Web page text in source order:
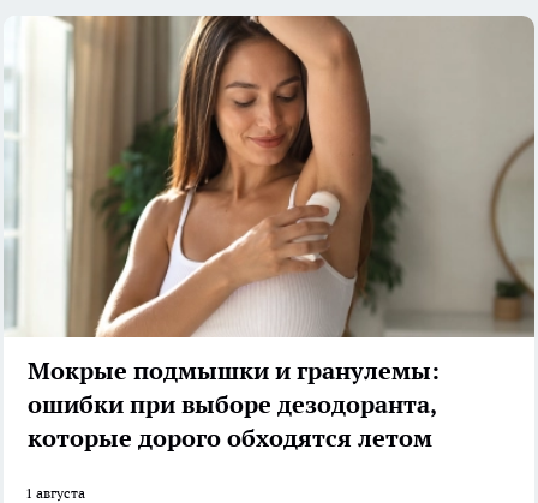
Мокрые подмышки и гранулемы:
ошибки при выборе дезодоранта,
которые дорого обходятся летом
1 августа